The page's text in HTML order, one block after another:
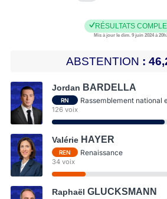
RÉSULTATS
Mis à jour le dim. 9 juin 2024 à
ABSTENTION
Jordan BARDELLA
RN Rassemblement national
126 voix
Valérie HAYER
REN Renaissance
34 voix
Raphaël GLUCKSMANN